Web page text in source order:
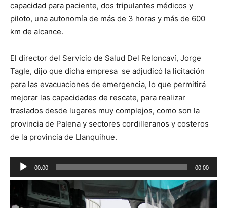
capacidad para paciente, dos tripulantes médicos y
piloto, una autonomía de más de 3 horas y más de 600
km de alcance.
El director del Servicio de Salud Del Reloncaví, Jorge
Tagle, dijo que dicha empresa se adjudicó la licitación
para las evacuaciones de emergencia, lo que permitirá
mejorar las capacidades de rescate, para realizar
traslados desde lugares muy complejos, como son la
provincia de Palena y sectores cordilleranos y costeros
de la provincia de Llanquihue.
Reproductor
de
00:00 00:00